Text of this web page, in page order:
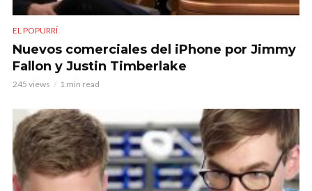
EL POPURRÍ
Nuevos comerciales del iPhone por Jimmy
Fallon y Justin Timberlake
245 views 1 min read